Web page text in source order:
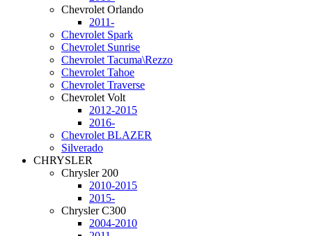
Chevrolet Orlando
2011-
Chevrolet Spark
Chevrolet Sunrise
Chevrolet Tacuma\Rezzo
Chevrolet Tahoe
Chevrolet Traverse
Chevrolet Volt
2012-2015
2016-
Chevrolet BLAZER
Silverado
CHRYSLER
Chrysler 200
2010-2015
2015-
Chrysler C300
2004-2010